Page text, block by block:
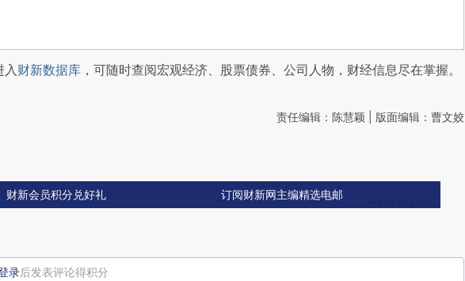
财新数据库 ，可随时查阅宏观经济、股票债券、公司人物，财经信息尽在掌握。
责任编辑：陈慧颖 | 版面编辑：曹文姣
财新会员积分兑好礼 订阅财新网主编精选电邮
录后发表评论得积分